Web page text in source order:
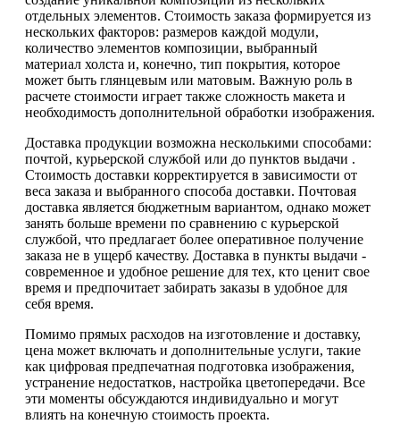
отдельных элементов. Стоимость заказа формируется из
нескольких факторов: размеров каждой модули,
количество элементов композиции, выбранный
материал холста и, конечно, тип покрытия, которое
может быть глянцевым или матовым. Важную роль в
расчете стоимости играет также сложность макета и
необходимость дополнительной обработки изображения.
Доставка продукции возможна несколькими способами:
почтой, курьерской службой или до пунктов выдачи .
Стоимость доставки корректируется в зависимости от
веса заказа и выбранного способа доставки. Почтовая
доставка является бюджетным вариантом, однако может
занять больше времени по сравнению с курьерской
службой, что предлагает более оперативное получение
заказа не в ущерб качеству. Доставка в пункты выдачи -
современное и удобное решение для тех, кто ценит свое
время и предпочитает забирать заказы в удобное для
себя время.
Помимо прямых расходов на изготовление и доставку,
цена может включать и дополнительные услуги, такие
как цифровая предпечатная подготовка изображения,
устранение недостатков, настройка цветопередачи. Все
эти моменты обсуждаются индивидуально и могут
влиять на конечную стоимость проекта.